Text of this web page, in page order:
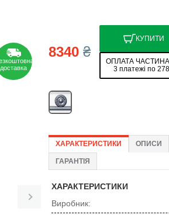
8340₴
КУПИТИ
ОПЛАТА
3 платежі по
ХАРАКТЕРИСТИКИ ОПИСИ
ГАРАНТІЯ
ХАРАКТЕРИСТИКИ
Виробник: